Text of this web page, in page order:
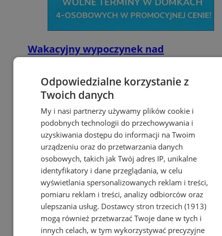
Wakacyjny wypoczynek nad
Bałtykiem w domkach
Odpowiedzialne korzystanie z
Twoich danych
My i nasi partnerzy używamy plików cookie i
podobnych technologii do przechowywania i
uzyskiwania dostępu do informacji na Twoim
urządzeniu oraz do przetwarzania danych
osobowych, takich jak Twój adres IP, unikalne
identyfikatory i dane przeglądania, w celu
wyświetlania spersonalizowanych reklam i treści,
pomiaru reklam i treści, analizy odbiorców oraz
ulepszania usług. Dostawcy stron trzecich (1913)
mogą również przetwarzać Twoje dane w tych i
innych celach, w tym wykorzystywać precyzyjne